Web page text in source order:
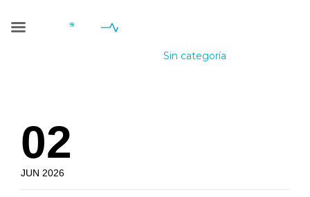
Sin categoría
Sin categoría
02
JUN 2026